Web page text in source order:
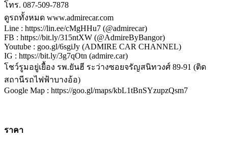
โทร. 087-509-7878
ดูรถทั้งหมด www.admirecar.com
Line : https://lin.ee/cMgHHu7 (@admirecar)
FB : https://bit.ly/315ntXW (@AdmireByBangor)
Youtube : goo.gl/6sgiJy (ADMIRE CAR CHANNEL)
IG : https://bit.ly/3g7qOtn (admire.car)
โชว์รูมอยู่เยื้อง รพ.ยันฮี ระว่างซอยจรัญสนิทวงศ์ 89-91 (ติด
สถานีรถไฟฟ้าบางอ้อ)
Google Map : https://goo.gl/maps/kbL1tBnSYzupzQsm7
ราคา